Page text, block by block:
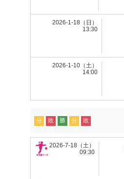
2026-1-18（日）
13:30
2026-1-10（土）
14:00
分 敗 勝 分 敗
2026-7-18（土）
09:30